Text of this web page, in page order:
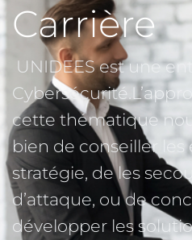
Carrière
cette thématique
bien de conseiller
stratégie, de les
d’attaque, ou de
développer les